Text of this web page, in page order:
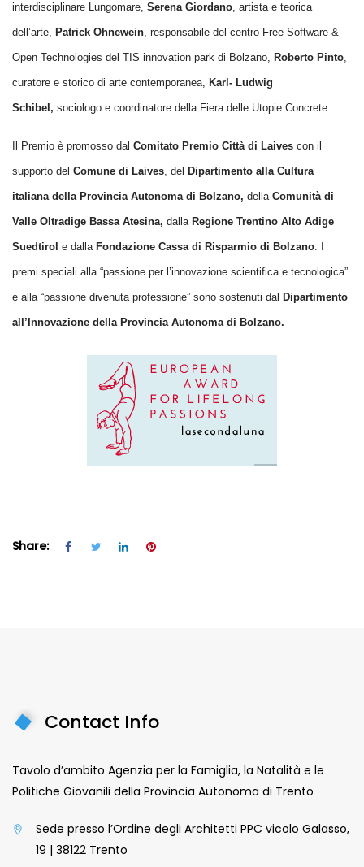
interdisciplinare Lungomare, Serena Giordano, artista e teorica
dell’arte, Patrick Ohnewein, responsabile del centro Free Software &
Open Technologies del TIS innovation park di Bolzano, Roberto Pinto,
curatore e storico di arte contemporanea, Karl- Ludwig
Schibel, sociologo e coordinatore della Fiera delle Utopie Concrete.
Il Premio è promosso dal Comitato Premio Città di Laives con il
supporto del Comune di Laives, del Dipartimento alla Cultura
italiana della Provincia Autonoma di Bolzano, della Comunità di
Valle Oltradige Bassa Atesina, dalla Regione Trentino Alto Adige
Suedtirol e dalla Fondazione Cassa di Risparmio di Bolzano. I
premi speciali alla “passione per l’innovazione scientifica e tecnologica”
e alla “passione divenuta professione” sono sostenuti dal Dipartimento
all’Innovazione della Provincia Autonoma di Bolzano.
Share:
Contact Info
Tavolo d’ambito Agenzia per la Famiglia, la Natalità e le
Politiche Giovanili della Provincia Autonoma di Trento
Sede presso l’Ordine degli Architetti PPC vicolo Galasso,
19 | 38122 Trento